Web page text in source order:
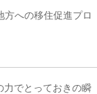
方への移住促進プロ
力でとっておきの瞬